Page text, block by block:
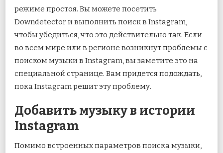
режиме простоя. Вы можете посетить
Downdetector и выполнить поиск в Instagram,
чтобы убедиться, что это действительно так. Если
во всем мире или в регионе возникнут проблемы с
поиском музыки в Instagram, вы заметите это на
специальной странице. Вам придется подождать,
пока Instagram решит эту проблему.
Добавить музыку в истории
Instagram
Помимо встроенных параметров поиска музыки,